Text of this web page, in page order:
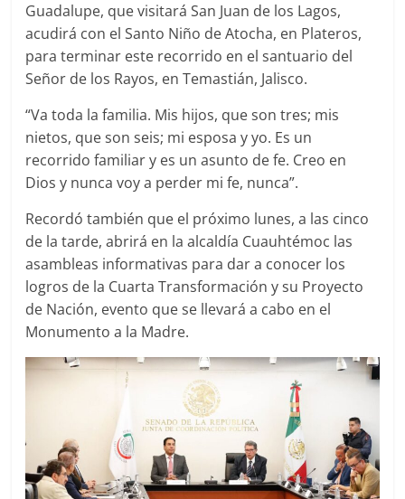
Guadalupe, que visitará San Juan de los Lagos,
acudirá con el Santo Niño de Atocha, en Plateros,
para terminar este recorrido en el santuario del
Señor de los Rayos, en Temastián, Jalisco.
“Va toda la familia. Mis hijos, que son tres; mis
nietos, que son seis; mi esposa y yo. Es un
recorrido familiar y es un asunto de fe. Creo en
Dios y nunca voy a perder mi fe, nunca”.
Recordó también que el próximo lunes, a las cinco
de la tarde, abrirá en la alcaldía Cuauhtémoc las
asambleas informativas para dar a conocer los
logros de la Cuarta Transformación y su Proyecto
de Nación, evento que se llevará a cabo en el
Monumento a la Madre.